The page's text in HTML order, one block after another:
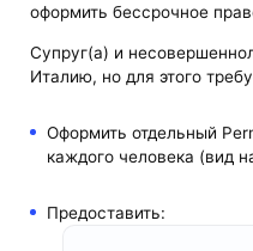
оформить бессрочное
Супруг(а) и
Италию, но для этого
Оформить отдельный
каждого человека (вид
Предоставить: